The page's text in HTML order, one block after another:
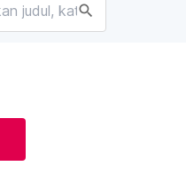
search